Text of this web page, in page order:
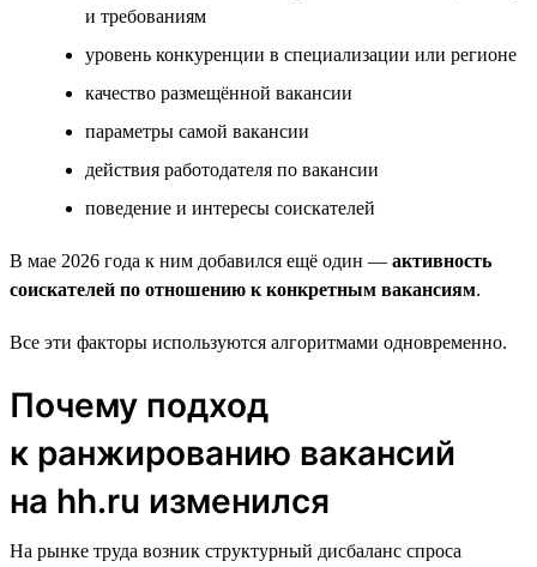
и требованиям
уровень конкуренции в специализации или регионе
качество размещённой вакансии
параметры самой вакансии
действия работодателя по вакансии
поведение и интересы соискателей
В мае 2026 года к ним добавился ещё один — активность
соискателей по отношению к конкретным вакансиям.
Все эти факторы используются алгоритмами одновременно.
Почему подход
к ранжированию вакансий
на hh.ru изменился
На рынке труда возник структурный дисбаланс спроса